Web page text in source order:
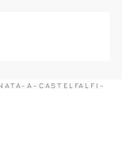
A-CASTELFALFI-